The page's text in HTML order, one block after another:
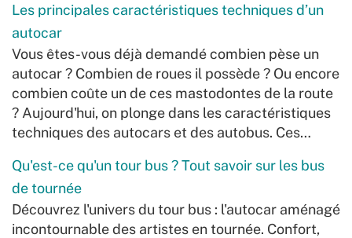
Les principales caractéristiques techniques d’un
autocar
Vous êtes-vous déjà demandé combien pèse un
autocar ? Combien de roues il possède ? Ou encore
combien coûte un de ces mastodontes de la route
? Aujourd'hui, on plonge dans les caractéristiques
techniques des autocars et des autobus. Ces…
Qu'est-ce qu'un tour bus ? Tout savoir sur les bus
de tournée
Découvrez l'univers du tour bus : l'autocar aménagé
incontournable des artistes en tournée. Confort,